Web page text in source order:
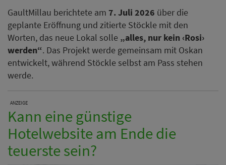
GaultMillau berichtete am 7. Juli 2026 über die
geplante Eröffnung und zitierte Stöckle mit den
Worten, das neue Lokal solle „alles, nur kein ‹Rosi›
werden“. Das Projekt werde gemeinsam mit Oskan
entwickelt, während Stöckle selbst am Pass stehen
werde.
ANZEIGE
Kann eine günstige
Hotelwebsite am Ende die
teuerste sein?